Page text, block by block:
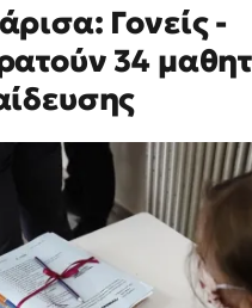
Γονείς -
34